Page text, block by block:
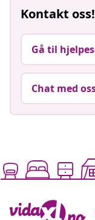
Kontakt oss!
Gå til
Chat med